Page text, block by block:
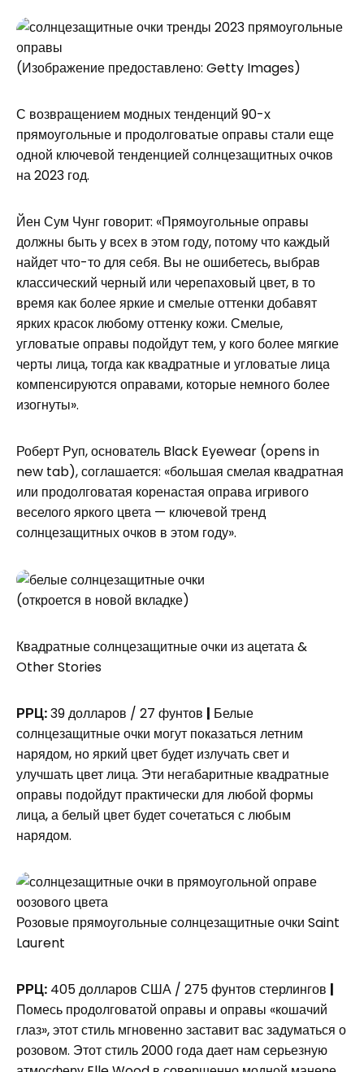
(Изображение предоставлено: Getty Images)
С возвращением модных тенденций 90-х
прямоугольные и продолговатые оправы стали еще
одной ключевой тенденцией солнцезащитных очков
на 2023 год.
Йен Сум Чунг говорит: «Прямоугольные оправы
должны быть у всех в этом году, потому что каждый
найдет что-то для себя. Вы не ошибетесь, выбрав
классический черный или черепаховый цвет, в то
время как более яркие и смелые оттенки добавят
ярких красок любому оттенку кожи. Смелые,
угловатые оправы подойдут тем, у кого более мягкие
черты лица, тогда как квадратные и угловатые лица
компенсируются оправами, которые немного более
изогнуты».
Роберт Руп, основатель Black Eyewear (opens in
new tab), соглашается: «большая смелая квадратная
или продолговатая коренастая оправа игривого
веселого яркого цвета — ключевой тренд
солнцезащитных очков в этом году».
(откроется в новой вкладке)
Квадратные солнцезащитные очки из ацетата &
Other Stories
РРЦ:39 долларов / 27 фунтов | Белые
солнцезащитные очки могут показаться летним
нарядом, но яркий цвет будет излучать свет и
улучшать цвет лица. Эти негабаритные квадратные
оправы подойдут практически для любой формы
лица, а белый цвет будет сочетаться с любым
нарядом.
Розовые прямоугольные солнцезащитные очки Saint
Laurent
РРЦ: 405 долларов США / 275 фунтов стерлингов |
Помесь продолговатой оправы и оправы «кошачий
глаз», этот стиль мгновенно заставит вас задуматься о
розовом. Этот стиль 2000 года дает нам серьезную